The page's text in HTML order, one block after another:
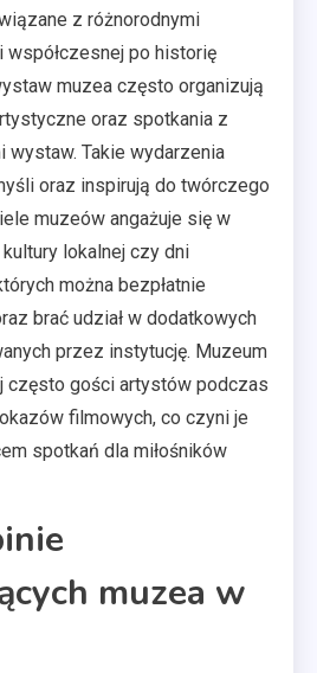
z różnorodnymi
po historię
muzea często organizują
oraz spotkania z
wystaw. Takie wydarzenia
oraz inspirują do twórczego
muzeów angażuje się w
lokalnej czy dni
można bezpłatnie
brać udział w dodatkowych
przez instytucję. Muzeum
często gości artystów podczas
filmowych, co czyni je
spotkań dla miłośników
muzea w